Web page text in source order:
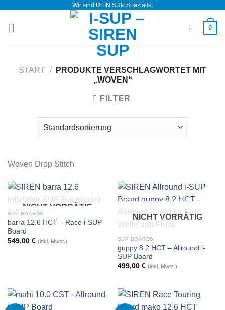
springen
Wir sind DEIN SUP Spezialist
0
START /
PRODUKTE VERSCHLAGWORTET MIT
„WOVEN“
FILTER
Woven Drop Stitch
NICHT VORRÄTIG
SUP BOARDS
barra 12.6 HCT – Race i-SUP
Board
549,00 € (inkl. Mwst.)
NICHT VORRÄTIG
SUP BOARDS
guppy 8.2 HCT – Allround i-
SUP Board
499,00 € (inkl. Mwst.)